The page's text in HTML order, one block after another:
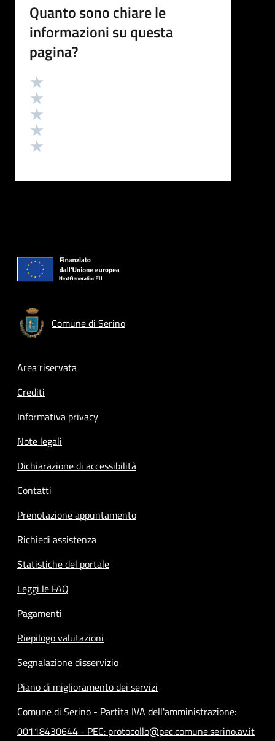
Quanto sono chiare le
informazioni su questa
pagina?
Valutazione
Comune di Serino
Footer menu
Area riservata
Crediti
Informativa privacy
Note legali
Dichiarazione di accessibilità
Contatti
Prenotazione appuntamento
Richiedi assistenza
Statistiche del portale
Leggi le FAQ
Pagamenti
Riepilogo valutazioni
Segnalazione disservizio
Piano di miglioramento dei servizi
Comune di Serino - Partita IVA dell'amministrazione:
00118430644 - PEC: protocollo@pec.comune.serino.av.it